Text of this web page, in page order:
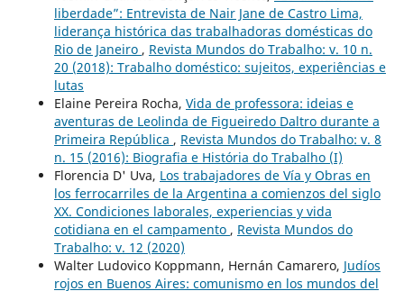
liberdade”: Entrevista de Nair Jane de Castro Lima,
liderança histórica das trabalhadoras domésticas do
Rio de Janeiro , Revista Mundos do Trabalho: v. 10 n.
20 (2018): Trabalho doméstico: sujeitos, experiências e
lutas
Elaine Pereira Rocha, Vida de professora: ideias e
aventuras de Leolinda de Figueiredo Daltro durante a
Primeira República , Revista Mundos do Trabalho: v. 8
n. 15 (2016): Biografia e História do Trabalho (I)
Florencia D' Uva, Los trabajadores de Vía y Obras en
los ferrocarriles de la Argentina a comienzos del siglo
XX. Condiciones laborales, experiencias y vida
cotidiana en el campamento , Revista Mundos do
Trabalho: v. 12 (2020)
Walter Ludovico Koppmann, Hernán Camarero, Judíos
rojos en Buenos Aires: comunismo en los mundos del